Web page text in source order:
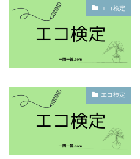
エコ検定
エコ検定